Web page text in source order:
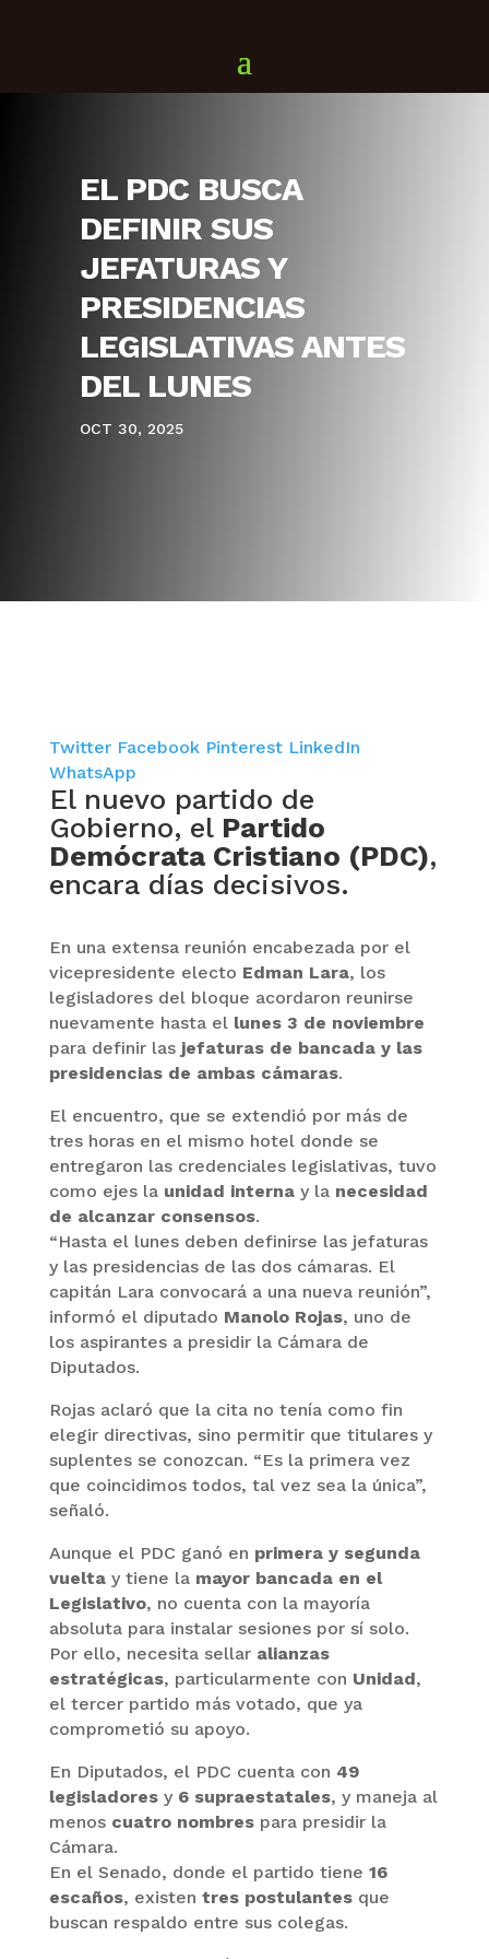
EL PDC BUSCA
DEFINIR SUS
JEFATURAS Y
PRESIDENCIAS
LEGISLATIVAS ANTES
DEL LUNES
OCT 30, 2025
Twitter Facebook Pinterest LinkedIn
WhatsApp
El nuevo partido de
Gobierno, el Partido
Demócrata Cristiano (PDC),
encara días decisivos.
En una extensa reunión encabezada por el
vicepresidente electo Edman Lara, los
legisladores del bloque acordaron reunirse
nuevamente hasta el lunes 3 de noviembre
para definir las jefaturas de bancada y las
presidencias de ambas cámaras.
El encuentro, que se extendió por más de
tres horas en el mismo hotel donde se
entregaron las credenciales legislativas, tuvo
como ejes la unidad internay la necesidad
de alcanzar consensos.
“Hasta el lunes deben definirse las jefaturas
y las presidencias de las dos cámaras. El
capitán Lara convocará a una nueva reunión”,
informó el diputado Manolo Rojas, uno de
los aspirantes a presidir la Cámara de
Diputados.
Rojas aclaró que la cita no tenía como fin
elegir directivas, sino permitir que titulares y
suplentes se conozcan. “Es la primera vez
que coincidimos todos, tal vez sea la única”,
señaló.
Aunque el PDC ganó en primera y segunda
vueltay tiene la mayor bancada en el
Legislativo, no cuenta con la mayoría
absoluta para instalar sesiones por sí solo.
Por ello, necesita sellar alianzas
estratégicas, particularmente con Unidad,
el tercer partido más votado, que ya
comprometió su apoyo.
En Diputados, el PDC cuenta con 49
legisladoresy 6 supraestatales, y maneja al
menos cuatro nombrespara presidir la
Cámara.
En el Senado, donde el partido tiene 16
escaños, existen tres postulantesque
buscan respaldo entre sus colegas.